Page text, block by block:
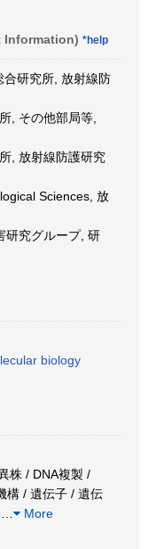
Information) *help
研究所, 放射線防
, その他部局等,
, 放射線防護研究
Sciences, 放
研究グループ, 研
biology
株 / DNA複製 /
構 / 遺伝子 / 遺伝
More